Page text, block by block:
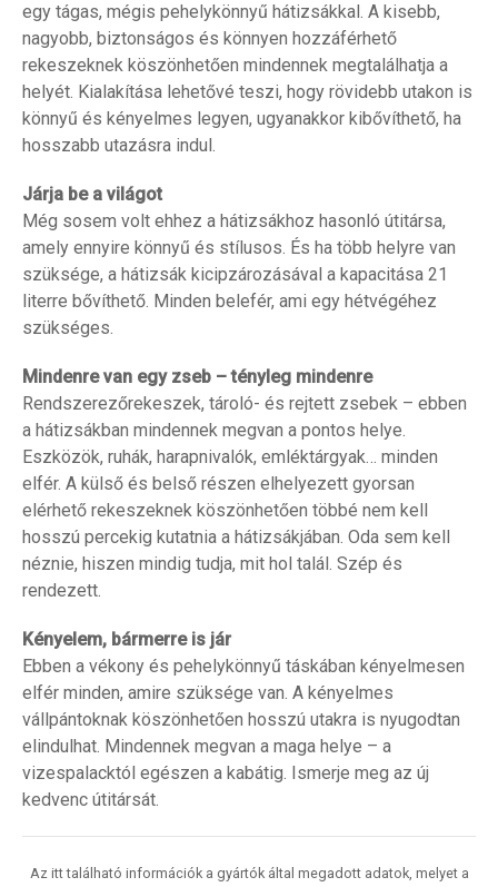
egy tágas, mégis pehelykönnyű hátizsákkal. A kisebb,
nagyobb, biztonságos és könnyen hozzáférhető
rekeszeknek köszönhetően mindennek megtalálhatja a
helyét. Kialakítása lehetővé teszi, hogy rövidebb utakon is
könnyű és kényelmes legyen, ugyanakkor kibővíthető, ha
hosszabb utazásra indul.
Járja be a világot
Még sosem volt ehhez a hátizsákhoz hasonló útitársa,
amely ennyire könnyű és stílusos. És ha több helyre van
szüksége, a hátizsák kicipzározásával a kapacitása 21
literre bővíthető. Minden belefér, ami egy hétvégéhez
szükséges.
Mindenre van egy zseb – tényleg mindenre
Rendszerezőrekeszek, tároló- és rejtett zsebek – ebben
a hátizsákban mindennek megvan a pontos helye.
Eszközök, ruhák, harapnivalók, emléktárgyak… minden
elfér. A külső és belső részen elhelyezett gyorsan
elérhető rekeszeknek köszönhetően többé nem kell
hosszú percekig kutatnia a hátizsákjában. Oda sem kell
néznie, hiszen mindig tudja, mit hol talál. Szép és
rendezett.
Kényelem, bármerre is jár
Ebben a vékony és pehelykönnyű táskában kényelmesen
elfér minden, amire szüksége van. A kényelmes
vállpántoknak köszönhetően hosszú utakra is nyugodtan
elindulhat. Mindennek megvan a maga helye – a
vizespalacktól egészen a kabátig. Ismerje meg az új
kedvenc útitársát.
Az itt található információk a gyártók által megadott adatok, melyet a